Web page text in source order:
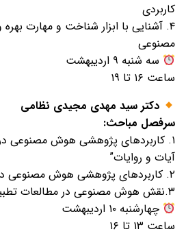
کاربردی
۴. آشنایی با ابزار شناخت و مهارت
مصنوعی
سه شنبه ۹ اردیبهشت
ساعت ۱۶ تا ۱۹
دکتر سید مهدی مجیدی نظامی
سرفصل مباحث:
۱. کاربردهای پژوهشی هوش مصنوعی
آیات و روایات”
۲. کاربردهای پژوهشی هوش مصنوعی در تحلیل آیات و روایات
۳.نقش هوش مصنوعی در مطالعات تطبیقی ادیان و مذاهب
چهارشنبه ۱۰ اردیبهشت
ساعت ۱۳ تا ۱۶